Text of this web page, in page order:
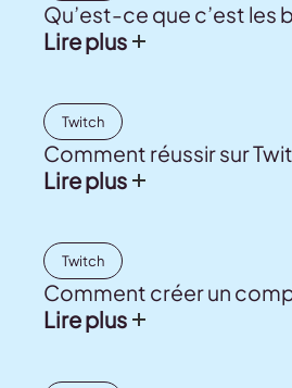
Qu’est-ce que c’est les
Lire plus
Twitch
Comment réussir sur
Lire plus
Twitch
Comment créer un
Lire plus